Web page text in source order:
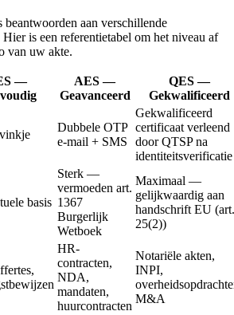
aan verschillende
is een referentietabel om het niveau af
van uw akte.
—
AES —
Geavanceerd
QES —
Gekwalificeerd
Dubbele OTP
e-mail + SMS
Gekwalificeerd
certificaat verleend
door QTSP na
identiteitsverificatie
basis
Sterk —
vermoeden art.
1367
Burgerlijk
Wetboek
Maximaal —
gelijkwaardig aan
handschrift EU (art.
25(2))
HR-
contracten,
NDA,
mandaten,
huurcontracten
Notariële akten,
INPI,
M&A